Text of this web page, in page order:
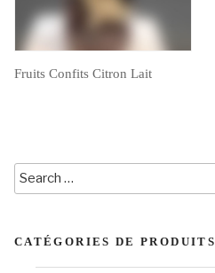
Fruits Confits Citron Lait
Search
for:
CATÉGORIES DE PRODUITS